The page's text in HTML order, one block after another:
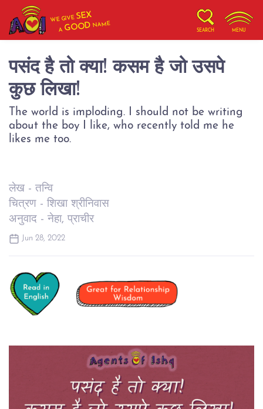
WE GIVESEX
AGOOD NAME
SEARCH MENU
पसंद है तो क्या! कसम है जो उसपे
कुछ लिखा!
The world is imploding. I should not be writing
about the boy I like, who recently told me he
likes me too.
लेख - तन्वि
चित्रण - शिखा श्रीनिवास
अनुवाद - नेहा, प्राचीर
Jun 28, 2022